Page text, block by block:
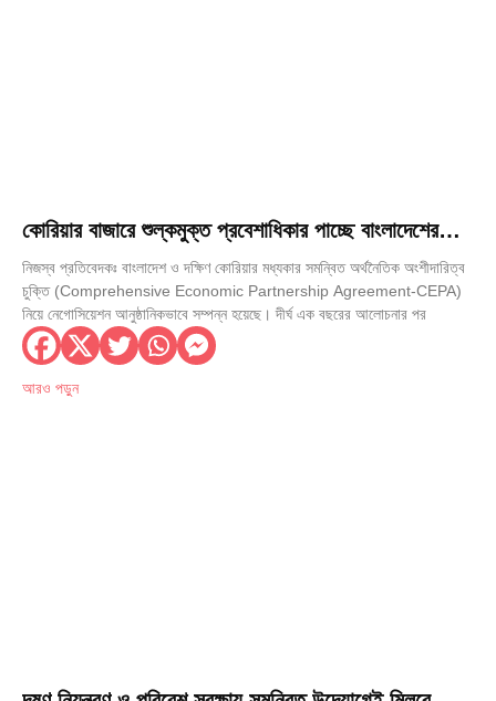
কোরিয়ার বাজারে শুল্কমুক্ত প্রবেশাধিকার পাচ্ছে বাংলাদেশের
৮৪২৮ পণ্য
নিজস্ব প্রতিবেদকঃ বাংলাদেশ ও দক্ষিণ কোরিয়ার মধ্যকার সমন্বিত অর্থনৈতিক অংশীদারিত্ব
চুক্তি (Comprehensive Economic Partnership Agreement-CEPA)
নিয়ে নেগোসিয়েশন আনুষ্ঠানিকভাবে সম্পন্ন হয়েছে। দীর্ঘ এক বছরের আলোচনার পর
আরও পড়ুন